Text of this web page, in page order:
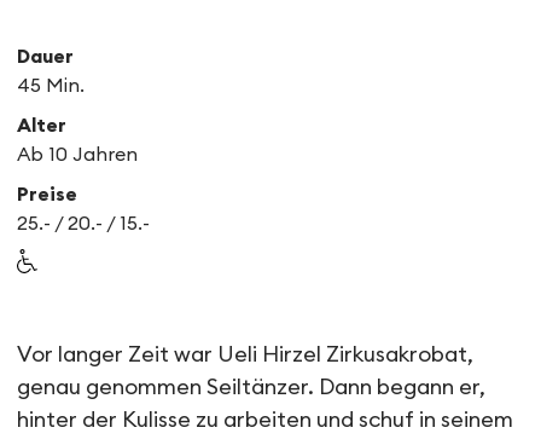
Sandscapes
Vor langer Zeit war Ueli Hirzel Zirkusakrobat,
genau genommen Seiltänzer. Dann begann er,
hinter der Kulisse zu arbeiten und schuf in seinem
Dauer
45 Min.
Alter
Ab 10 Jahren
Preise
25.- / 20.- / 15.-